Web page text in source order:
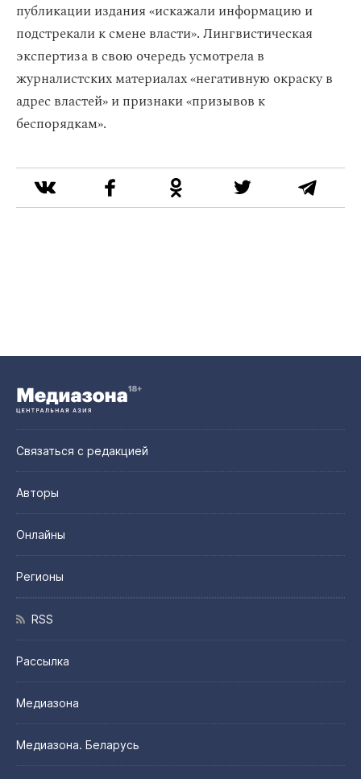
публикации издания «искажали информацию и
подстрекали к смене власти». Лингвистическая
экспертиза в свою очередь усмотрела в
журналистских материалах «негативную окраску в
адрес властей» и признаки «призывов к
беспорядкам».
Связаться с редакцией
Авторы
Онлайны
Регионы
RSS
Рассылка
Медиазона
Медиазона. Беларусь